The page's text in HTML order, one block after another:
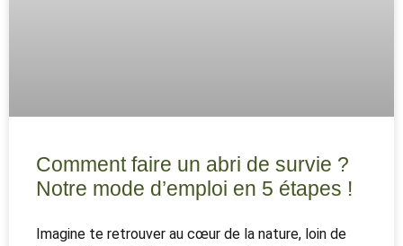
Comment faire un abri de survie ?
Notre mode d’emploi en 5 étapes !
Imagine te retrouver au cœur de la nature, loin de